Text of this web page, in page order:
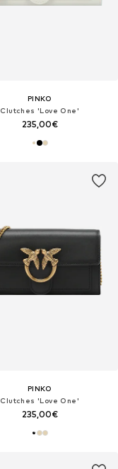
PINKO
Clutches 'Love One'
235,00€
PINKO
Clutches 'Love One'
235,00€